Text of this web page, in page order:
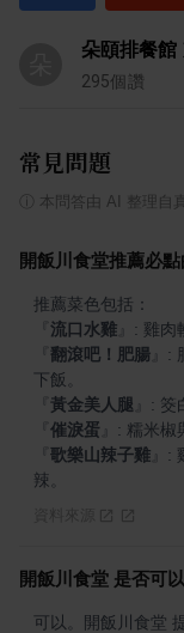
朵頤排餐館
295個讚
常見問題
本問答由 AI 整理自
開飯川食堂推薦必
流口水雞
翻滾吧！肥腸
:
黃金美人腿
催淚蛋
歌樂山辣子雞
:
辣。
開飯川食堂 是否可
可以。開飯川食堂